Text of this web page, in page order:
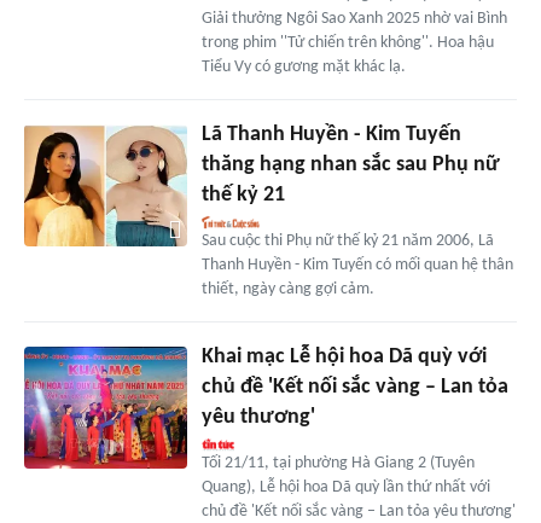
Giải thưởng Ngôi Sao Xanh 2025 nhờ vai Bình
trong phim ''Tử chiến trên không''. Hoa hậu
Tiểu Vy có gương mặt khác lạ.
Lã Thanh Huyền - Kim Tuyến
thăng hạng nhan sắc sau Phụ nữ
thế kỷ 21
Sau cuộc thi Phụ nữ thế kỷ 21 năm 2006, Lã
Thanh Huyền - Kim Tuyến có mối quan hệ thân
thiết, ngày càng gợi cảm.
Khai mạc Lễ hội hoa Dã quỳ với
chủ đề 'Kết nối sắc vàng – Lan tỏa
yêu thương'
Tối 21/11, tại phường Hà Giang 2 (Tuyên
Quang), Lễ hội hoa Dã quỳ lần thứ nhất với
chủ đề 'Kết nối sắc vàng – Lan tỏa yêu thương'